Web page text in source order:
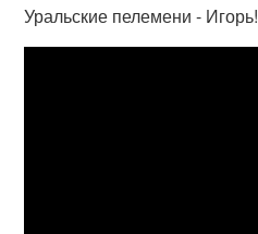
Уральские пелемени - Игорь!